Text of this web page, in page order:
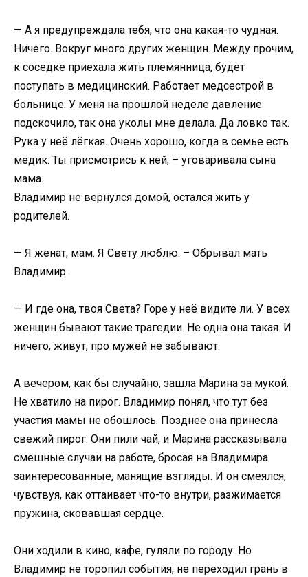
— А я предупреждала тебя, что она какая-то чудная.
Ничего. Вокруг много других женщин. Между прочим,
к соседке приехала жить племянница, будет
поступать в медицинский. Работает медсестрой в
больнице. У меня на прошлой неделе давление
подскочило, так она уколы мне делала. Да ловко так.
Рука у неё лёгкая. Очень хорошо, когда в семье есть
медик. Ты присмотрись к ней, – уговаривала сына
мама.
Владимир не вернулся домой, остался жить у
родителей.
— Я женат, мам. Я Свету люблю. – Обрывал мать
Владимир.
— И где она, твоя Света? Горе у неё видите ли. У всех
женщин бывают такие трагедии. Не одна она такая. И
ничего, живут, про мужей не забывают.
А вечером, как бы случайно, зашла Марина за мукой.
Не хватило на пирог. Владимир понял, что тут без
участия мамы не обошлось. Позднее она принесла
свежий пирог. Они пили чай, и Марина рассказывала
смешные случаи на работе, бросая на Владимира
заинтересованные, манящие взгляды. И он смеялся,
чувствуя, как оттаивает что-то внутри, разжимается
пружина, сковавшая сердце.
Они ходили в кино, кафе, гуляли по городу. Но
Владимир не торопил события, не переходил грань в